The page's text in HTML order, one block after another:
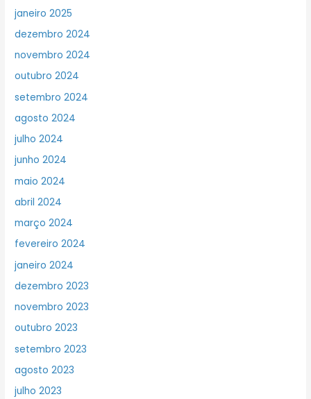
janeiro 2025
dezembro 2024
novembro 2024
outubro 2024
setembro 2024
agosto 2024
julho 2024
junho 2024
maio 2024
abril 2024
março 2024
fevereiro 2024
janeiro 2024
dezembro 2023
novembro 2023
outubro 2023
setembro 2023
agosto 2023
julho 2023